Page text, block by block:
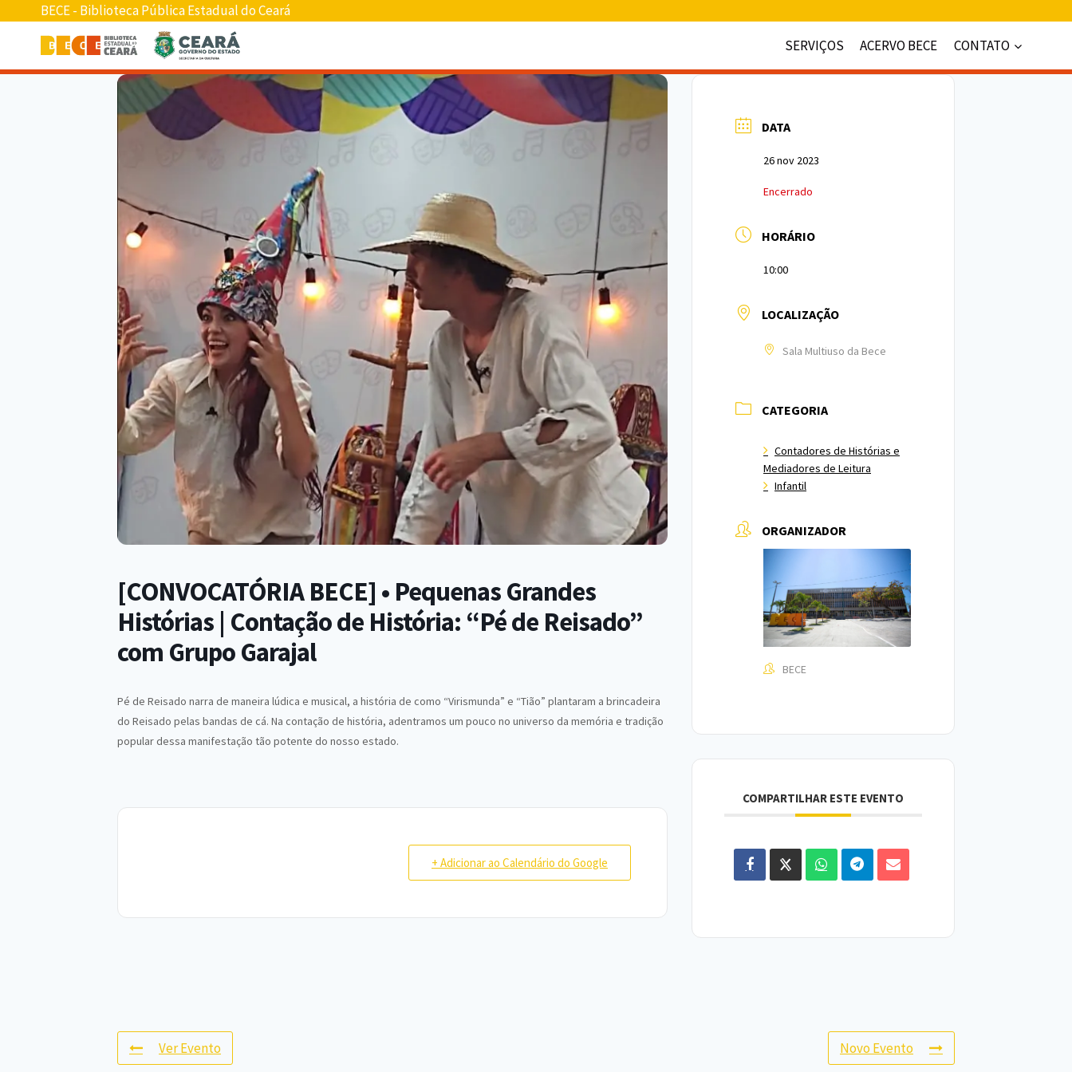
BECE - Biblioteca Pública Estadual do Ceará
SERVIÇOS
ACERVO BECE CONTATO
[CONVOCATÓRIA BECE] • Pequenas Grandes
Histórias | Contação de História: “Pé de Reisado”
com Grupo Garajal
Pé de Reisado narra de maneira lúdica e musical, a história de como “Virismunda” e “Tião” plantaram a brincadeira
do Reisado pelas bandas de cá. Na contação de história, adentramos um pouco no universo da memória e tradição
popular dessa manifestação tão potente do nosso estado.
+ Adicionar ao Calendário do Google
DATA
26 nov 2023
Encerrado
HORÁRIO
10:00
LOCALIZAÇÃO
Sala Multiuso da Bece
CATEGORIA
Contadores de Histórias e
Mediadores de Leitura
Infantil
ORGANIZADOR
BECE
COMPARTILHAR ESTE EVENTO
Ver Evento Novo Evento